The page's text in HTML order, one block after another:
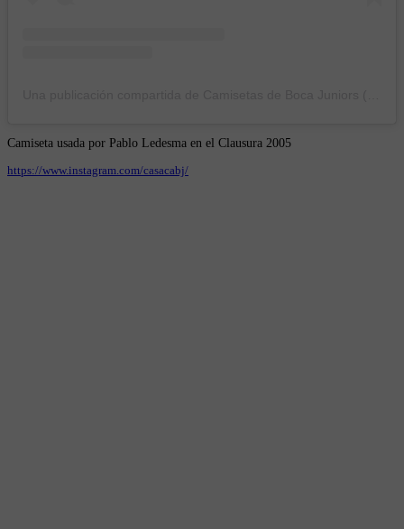
Camiseta usada por Pablo Ledesma en el Clausura 2005
https://www.instagram.com/casacabj/